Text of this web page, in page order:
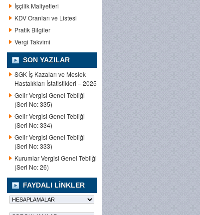
İşçilik Maliyetleri
KDV Oranları ve Listesi
Pratik Bilgiler
Vergi Takvimi
SON YAZILAR
SGK İş Kazaları ve Meslek
Hastalıkları İstatistikleri – 2025
Gelir Vergisi Genel Tebliği
(Seri No: 335)
Gelir Vergisi Genel Tebliği
(Seri No: 334)
Gelir Vergisi Genel Tebliği
(Seri No: 333)
Kurumlar Vergisi Genel Tebliği
(Seri No: 26)
FAYDALI LINKLER